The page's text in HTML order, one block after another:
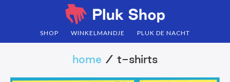
de
de
SHOP WINKELMANDJE PLUK DE NACHT
home / t-shirts